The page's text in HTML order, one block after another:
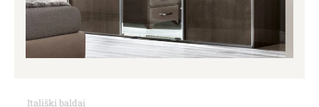
Itališki baldai